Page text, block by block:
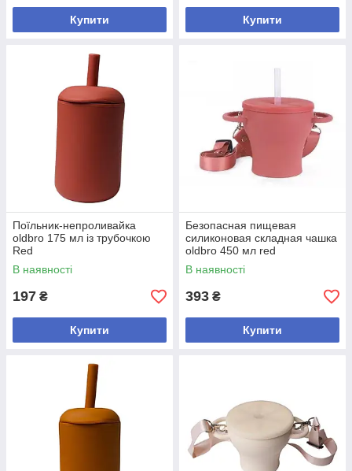
Купити Купити
Поїльник-непроливайка
oldbro 175 мл із трубочкою
Red
В наявності
197 ₴
Купити
Безопасная пищевая
силиконовая складная чашка
oldbro 450 мл red
В наявності
393 ₴
Купити